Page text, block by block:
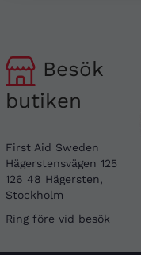
Besök
butiken
First Aid Sweden
Hägerstensvägen 125
126 48 Hägersten,
Stockholm
Ring före vid besök